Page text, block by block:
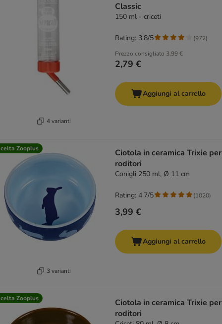
4 varianti
Classic
150 ml - criceti
Prezzo consigliato 3,99 €
2,79 €
Rating: 3.8/5 (972)
Aggiungi al carrello
Zooplus
3 varianti
Ciotola in ceramica Trixie per
roditori
Conigli 250 ml, Ø 11 cm
3,99 €
Rating: 4.7/5 (1020)
Aggiungi al carrello
Zooplus
Ciotola in ceramica Trixie per
roditori